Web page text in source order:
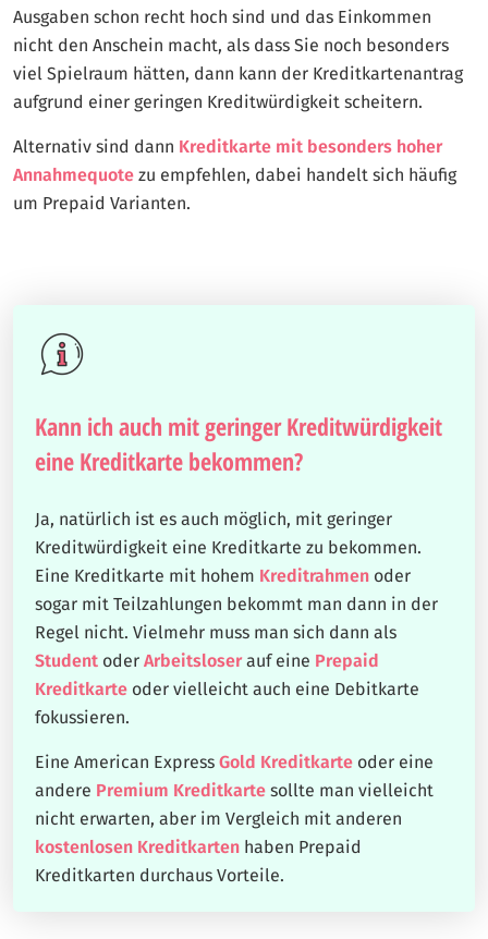
Ausgaben schon recht hoch sind und das Einkommen
nicht den Anschein macht, als dass Sie noch besonders
viel Spielraum hätten, dann kann der Kreditkartenantrag
aufgrund einer geringen Kreditwürdigkeit scheitern.
Alternativ sind dann Kreditkarte mit besonders hoher
Annahmequote zu empfehlen, dabei handelt sich häufig
um Prepaid Varianten.
Kann ich auch mit geringer Kreditwürdigkeit
eine Kreditkarte bekommen?
Ja, natürlich ist es auch möglich, mit geringer
Kreditwürdigkeit eine Kreditkarte zu bekommen.
Eine Kreditkarte mit hohem Kreditrahmen oder
sogar mit Teilzahlungen bekommt man dann in der
Regel nicht. Vielmehr muss man sich dann als
Student oder Arbeitsloserauf eine Prepaid
Kreditkarte oder vielleicht auch eine Debitkarte
fokussieren.
Eine American Express Gold Kreditkarte oder eine
andere Premium Kreditkarte sollte man vielleicht
nicht erwarten, aber im Vergleich mit anderen
kostenlosen Kreditkarten haben Prepaid
Kreditkarten durchaus Vorteile.